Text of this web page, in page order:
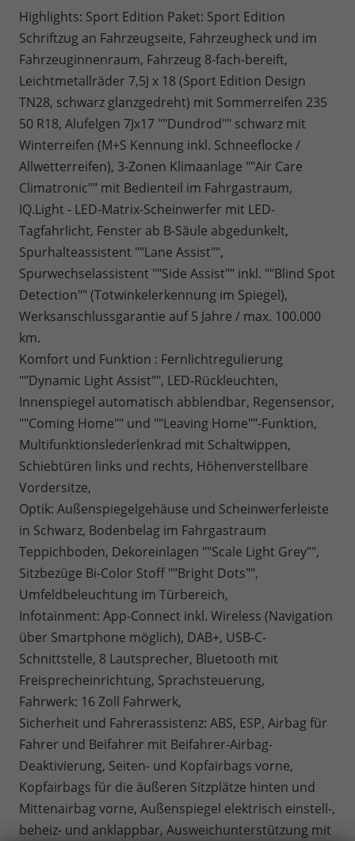
Highlights: Sport Edition Paket: Sport Edition
Schriftzug an Fahrzeugseite, Fahrzeugheck und im
Fahrzeuginnenraum, Fahrzeug 8-fach-bereift,
Leichtmetallräder 7,5J x 18 (Sport Edition Design
TN28, schwarz glanzgedreht) mit Sommerreifen 235
50 R18, Alufelgen 7Jx17 ""Dundrod"" schwarz mit
Winterreifen (M+S Kennung inkl. Schneeflocke /
Allwetterreifen), 3-Zonen Klimaanlage ""Air Care
Climatronic"" mit Bedienteil im Fahrgastraum,
IQ.Light - LED-Matrix-Scheinwerfer mit LED-
Tagfahrlicht, Fenster ab B-Säule abgedunkelt,
Spurhalteassistent ""Lane Assist"",
Spurwechselassistent ""Side Assist"" inkl. ""Blind Spot
Detection"" (Totwinkelerkennung im Spiegel),
Werksanschlussgarantie auf 5 Jahre / max. 100.000
km.
Komfort und Funktion : Fernlichtregulierung
""Dynamic Light Assist"", LED-Rückleuchten,
Innenspiegel automatisch abblendbar, Regensensor,
""Coming Home"" und ""Leaving Home""-Funktion,
Multifunktionslederlenkrad mit Schaltwippen,
Schiebtüren links und rechts, Höhenverstellbare
Vordersitze,
Optik: Außenspiegelgehäuse und Scheinwerferleiste
in Schwarz, Bodenbelag im Fahrgastraum
Teppichboden, Dekoreinlagen ""Scale Light Grey"",
Sitzbezüge Bi-Color Stoff ""Bright Dots"",
Umfeldbeleuchtung im Türbereich,
Infotainment: App-Connect inkl. Wireless (Navigation
über Smartphone möglich), DAB+, USB-C-
Schnittstelle, 8 Lautsprecher, Bluetooth mit
Freisprecheinrichtung, Sprachsteuerung,
Fahrwerk: 16 Zoll Fahrwerk,
Sicherheit und Fahrerassistenz: ABS, ESP, Airbag für
Fahrer und Beifahrer mit Beifahrer-Airbag-
Deaktivierung, Seiten- und Kopfairbags vorne,
Kopfairbags für die äußeren Sitzplätze hinten und
Mittenairbag vorne, Außenspiegel elektrisch einstell-,
beheiz- und anklappbar, Ausweichunterstützung mit